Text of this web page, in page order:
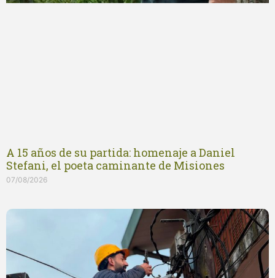
A 15 años de su partida: homenaje a Daniel
Stefani, el poeta caminante de Misiones
07/08/2026